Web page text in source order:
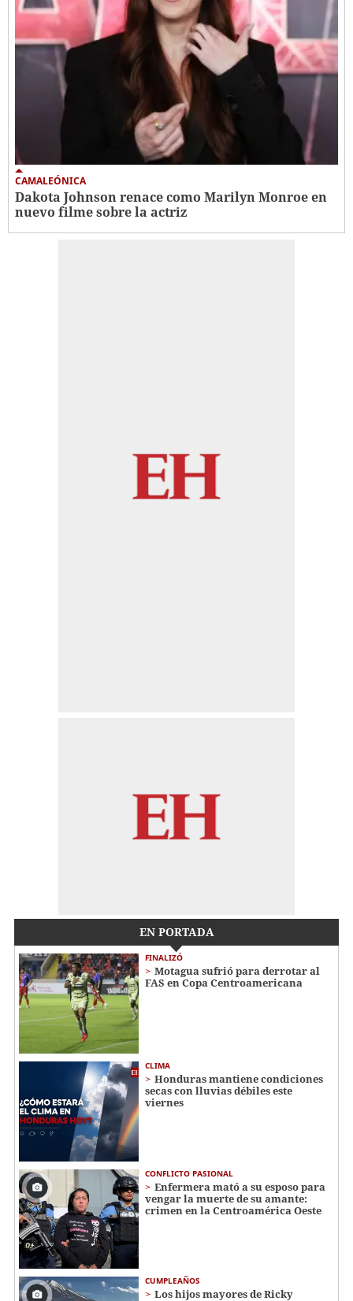
CAMALEÓNICA
Dakota Johnson renace como Marilyn Monroe en
nuevo filme sobre la actriz
EN PORTADA
FINALIZÓ
Motagua sufrió para derrotar al
FAS en Copa Centroamericana
CLIMA
Honduras mantiene condiciones
secas con lluvias débiles este
viernes
CONFLICTO PASIONAL
Enfermera mató a su esposo para
vengar la muerte de su amante:
crimen en la Centroamérica Oeste
CUMPLEAÑOS
Los hijos mayores de Ricky